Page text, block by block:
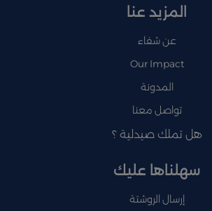
المزيد عنا
عن شفاء
Our Impact
المدونة
تواصل معنا
هل تملك صيدلية ؟
سهلناها عليك
إرسال الروشتة